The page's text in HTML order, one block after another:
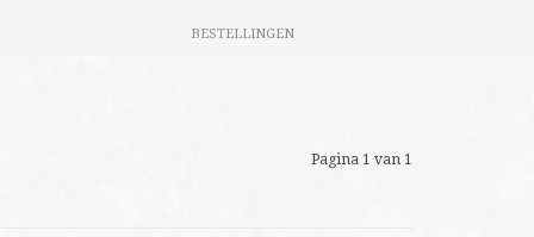
BESTELLINGEN
Pagina 1 van 1